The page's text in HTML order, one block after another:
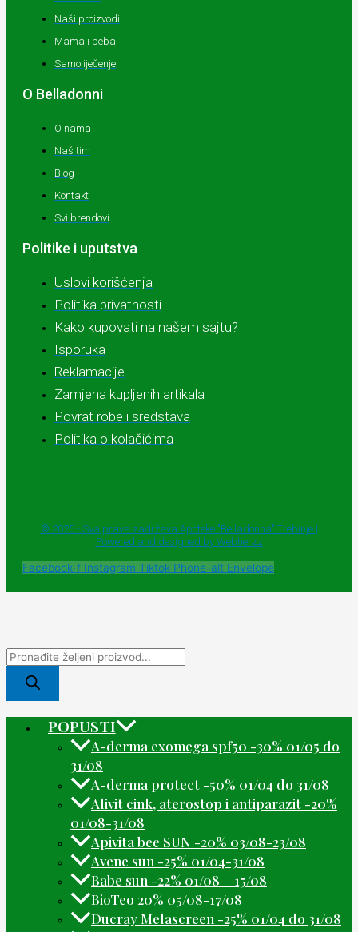
Naši proizvodi
Mama i beba
Samoliječenje
O Belladonni
O nama
Naš tim
Blog
Kontakt
Svi brendovi
Politike i uputstva
Uslovi korišćenja
Politika privatnosti
Kako kupovati na našem sajtu?
Isporuka
Reklamacije
Zamjena kupljenih artikala
Povrat robe i sredstava
Politika o kolačićima
© 2025 - Sva prava zadržava Apoteke "Belladonna" Trebinje |
Powered and designed by Webherzz
Facebook-f Instagram Tiktok Phone-alt Envelope
POPUSTI
A-derma exomega spf50 -30% 01/05 do
31/08
A-derma protect -50% 01/04 do 31/08
Alivit cink, aterostop i antiparazit -20%
01/08-31/08
Apivita bee SUN -20% 03/08-23/08
Avene sun -25% 01/04-31/08
Babe sun -22% 01/08 – 15/08
BioTeo 20% 05/08-17/08
Ducray Melascreen -25% 01/04 do 31/08